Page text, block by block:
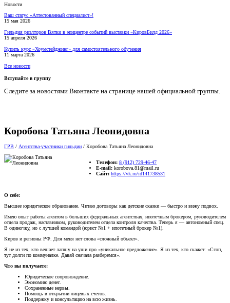
Новости
Ваш статус «Аттестованный специалист»!
15 мая 2026
Гильдия риэлторов Вятки в эпицентре событий выставки «КировБилд 2026»
15 апреля 2026
Купить курс «Хоумстейджинг» для самостоятельного обучения
11 марта 2026
Все новости
Вступайте в группу
Следите за новостями Вконтакте на странице нашей официальной группы.
Коробова Татьяна Леонидовна
ГРВ / Агентства-участники гильдии / Коробова Татьяна Леонидовна
Телeфон: 8 (912) 729-46-47
E-mail: korobova.81@mail.ru
Сайт: https://vk.ru/id141738531
О себе:
Высшее юридическое образование. Читаю договоры как детские сказки — быстро и вижу подвох.
Имею опыт работы агентом в больших федеральных агентствах, ипотечным брокером, руководителем
отдела продаж, наставником, руководителем отдела контроля качества. Теперь я — автономный спец.
В одиночку, но с лучшей командой (юрист №1 + ипотечный брокер №1).
Киров и регионы РФ. Для меня нет слова «сложный объект».
Я не из тех, кто вешает лапшу на уши про «уникальное предложение». Я из тех, кто скажет: «Стоп,
тут долги по коммуналке. Давай сначала разберемся».
Что вы получаете:
Юридическое сопровождение.
Экономию денег.
Сохраненные нервы.
Помощь в открытии лицевых счетов.
Поддержку и консультацию на всю жизнь.